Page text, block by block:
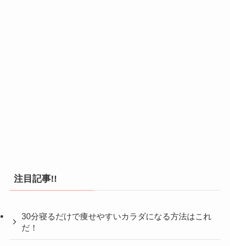
注目記事!!
30分寝るだけで痩せやすいカラダになる方法はこれ
だ！